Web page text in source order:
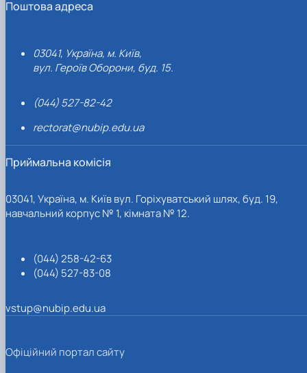
Поштова адреса
03041, Україна, м. Київ,
вул. Героїв Оборони, буд. 15.
(044) 527-82-42
rectorat@nubip.edu.ua
Приймальна комісія
03041, Україна, м. Київ вул. Горіхуватський шлях, буд. 19,
навчальний корпус № 1, кімната № 12.
(044) 258-42-63
(044) 527-83-08
vstup@nubip.edu.ua
Офіційний портал сайту